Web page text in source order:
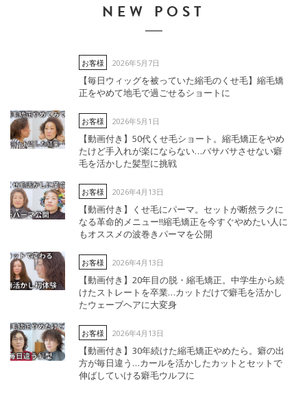
NEW POST
お客様 2026年5月7日
【毎日ウィッグを被っていた縮毛のくせ毛】縮毛矯
正をやめて地毛で過ごせるショートに
お客様 2026年5月1日
【動画付き】50代くせ毛ショート。縮毛矯正をやめ
たけど手入れが楽にならない…バサバサさせない癖
毛を活かした髪型に挑戦
お客様 2026年4月13日
【動画付き】くせ毛にパーマ。セットが断然ラクに
なる革命的メニュー‼︎縮毛矯正を今すぐやめたい人に
もオススメの波巻きパーマを公開
お客様 2026年4月13日
【動画付き】20年目の脱・縮毛矯正。中学生から続
けたストレートを卒業…カットだけで癖毛を活かし
たウェーブヘアに大変身
お客様 2026年4月13日
【動画付き】30年続けた縮毛矯正やめたら。癖の出
方が毎日違う…カールを活かしたカットとセットで
伸ばしていける癖毛ウルフに